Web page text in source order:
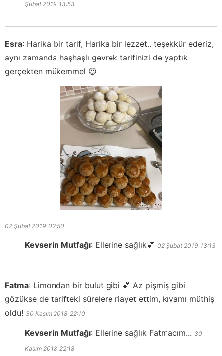
Şubat 2019 13:53
Esra: Harika bir tarif, Harika bir lezzet.. teşekkür ederiz,
aynı zamanda haşhaşlı gevrek tarifinizi de yaptık
gerçekten mükemmel 😍
02 Şubat 2019 02:50
Kevserin Mutfağı: Ellerine sağlık💕 02 Şubat 2019 13:13
Fatma: Limondan bir bulut gibi 💕 Az pişmiş gibi
gözükse de tarifteki sürelere riayet ettim, kıvamı müthiş
oldu! 30 Kasım 2018 22:10
Kevserin Mutfağı: Ellerine sağlık Fatmacım... 30
Kasım 2018 22:18